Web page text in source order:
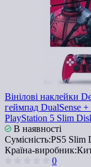
Вінілові наклейки
геймпад DualSense +
PlayStation 5 Slim
В наявності
Сумісність:PS5 Slim
Країна-виробник:
0